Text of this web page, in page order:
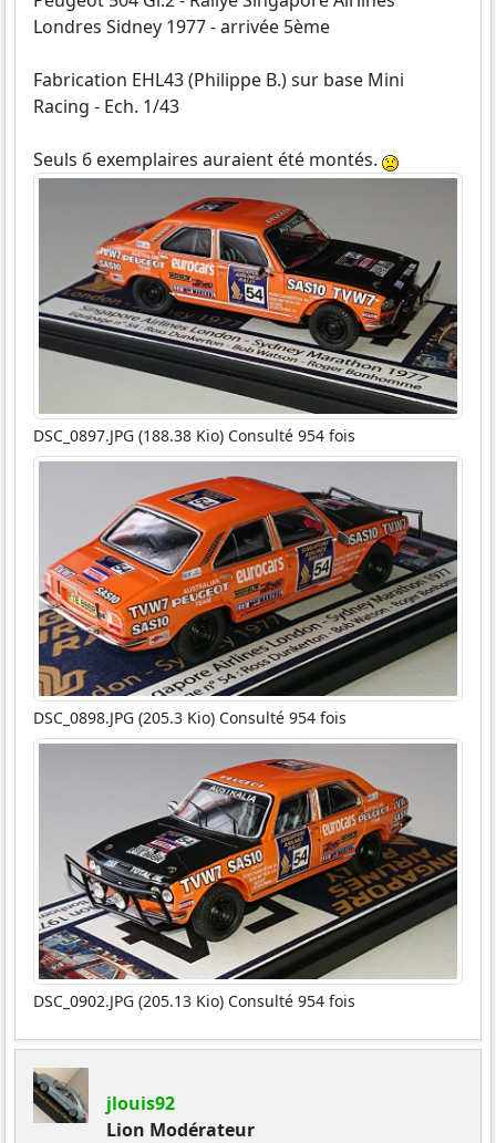
Londres Sidney 1977 - arrivée 5ème
Fabrication EHL43 (Philippe B.) sur base Mini
Racing - Ech. 1/43
Seuls 6 exemplaires auraient été montés.
DSC_0897.JPG (188.38 Kio) Consulté 954 fois
DSC_0898.JPG (205.3 Kio) Consulté 954 fois
DSC_0902.JPG (205.13 Kio) Consulté 954 fois
jlouis92
Lion Modérateur